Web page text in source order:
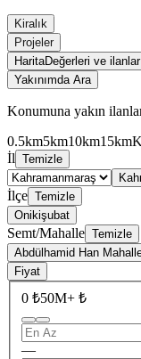
Kiralık
Projeler
HaritaDeğerleri ve
Yakınımda Ara
Konumuna yakın
0.5km5km10km15km
İl Temizle
İlçe Temizle
Onikişubat
Semt/Mahalle Temizle
Abdülhamid Han
Fiyat
0 ₺50M+ ₺
—